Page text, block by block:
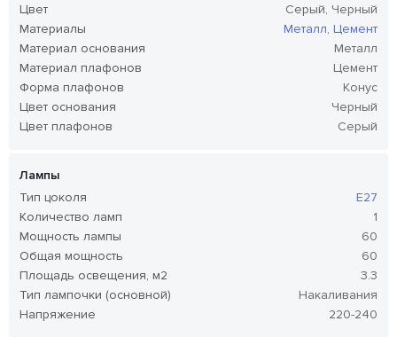
Цвет
Серый, Черный
Материалы
Металл, Цемент
Материал основания
Металл
Материал плафонов
Цемент
Форма плафонов
Конус
Цвет основания
Черный
Цвет плафонов
Серый
Лампы
Тип цоколя
E27
Количество ламп
1
Мощность лампы
60
Общая мощность
60
Площадь освещения, м2
3.3
Тип лампочки (основной)
Накаливания
Напряжение
220-240